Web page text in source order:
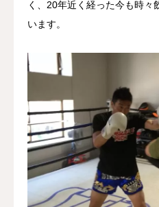
く、20年近く経った今も時々
います。